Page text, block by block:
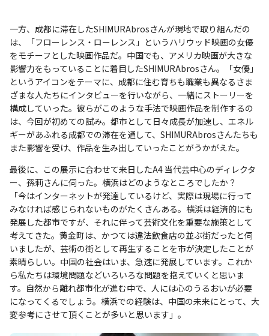
一方、成都に滞在したSHIMURAbrosさんが現地で取り組んだの
は、「フローレンス・ローレンス」というハリウッド映画の女優
をモチーフとした映画作品だ。中国でも、アメリカ映画が大きな
影響力をもっていることに着目したSHIMURAbrosさん。「女優」
というアイコンをテーマに、成都に住む育ちも職業も異なるさま
ざまな人たちにインタビューを行いながら、一緒にストーリーを
構成していった。彼らがこのような手法で映画作品を制作するの
は、今回が初めての試み。都市として日々成長が加速し、エネル
ギーがあふれる成都での滞在を通して、SHIMURAbrosさんたちも
また影響を受け、作品を生み出していったことがうかがえた。
最後に、この展示に合わせて来日したA4 当代芸中心のディレクタ
ー、孫莉さんに伺った。横浜はどのようなところでしたか？
「今はインターネットが発達しているけど、実際は現場に行って
みなければ感じられないものがたくさんある。横浜は経済的にも
発展した都市ですが、それに伴って芸術文化を重要な施策として
考えてきた。黄金町は、かつては違法飲食店の並ぶ街だったと伺
いましたが、芸術の街として再生することを市が決定したことが
素晴らしい。中国の社会はいま、急速に発展しています。これか
ら私たちは環境問題などいろいろな問題を抱えていくと思いま
す。自然から離れ都市化が進む中で、人には心のうるおいが必要
になってくるでしょう。横浜での経験は、中国の未来にとって、大
変参考にさせて頂くことが多いと思います」。